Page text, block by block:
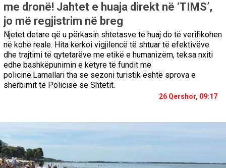
me dronë! Jahtet e huaja direkt në ‘TIMS’,
jo më regjistrim në breg
Njetet detare që u përkasin shtetasve të huaj do të verifikohen
në kohë reale. Hita kërkoi vigjilencë të shtuar të efektivëve
dhe trajtimi të qytetarëve me etikë e humanizëm, teksa nxiti
edhe bashkëpunimin e këtyre të fundit me
policinë.Lamallari tha se sezoni turistik është sprova e
shërbimit të Policisë së Shtetit.
26 Qershor, 09:17